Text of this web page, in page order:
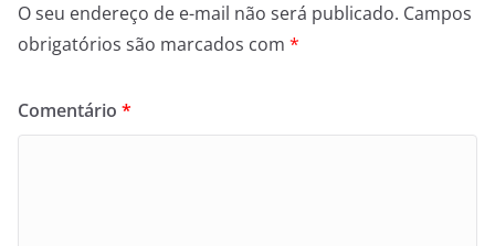
O seu endereço de e-mail não será publicado. Campos
obrigatórios são marcados com *
Comentário *